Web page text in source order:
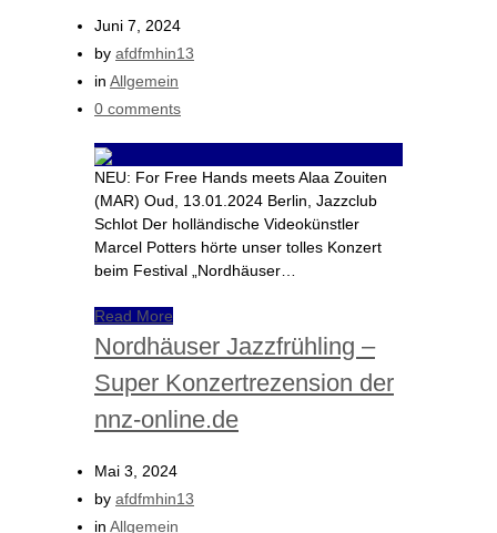
Juni 7, 2024
by afdfmhin13
in Allgemein
0 comments
NEU: For Free Hands meets Alaa Zouiten
(MAR) Oud, 13.01.2024 Berlin, Jazzclub
Schlot Der holländische Videokünstler
Marcel Potters hörte unser tolles Konzert
beim Festival „Nordhäuser…
Read More
Nordhäuser Jazzfrühling –
Super Konzertrezension der
nnz-online.de
Mai 3, 2024
by afdfmhin13
in Allgemein